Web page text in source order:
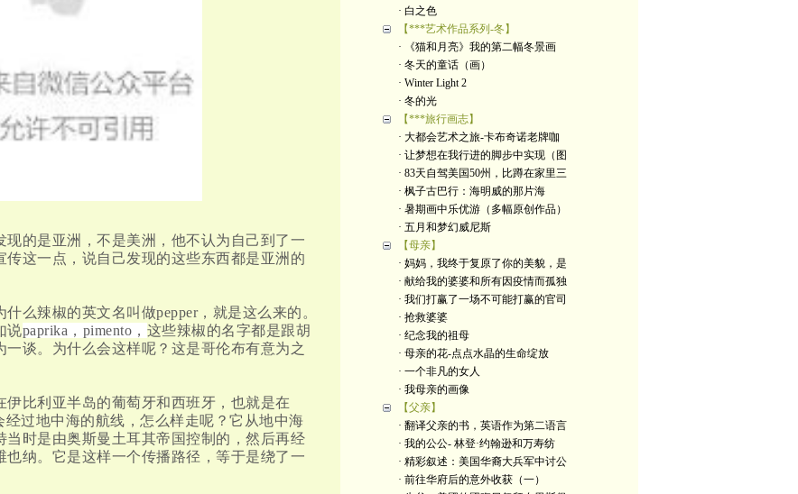
的是亚洲，不是美洲，他不认为自己到了一
这一点，说自己发现的这些东西都是亚洲的
么辣椒的英文名叫做pepper，就是这么来的。
说paprika，pimento， 这些辣椒的名字都是跟胡
谈。为什么会这样呢？这是哥伦布有意为之
比利亚半岛的葡萄牙和西班牙，也就是在
过地中海的航线，怎么样走呢？它从地中海
时是由奥斯曼土耳其帝国控制的，然后再经
纳。它是这样一个传播路径，等于是绕了一
· 白之色
【***艺术作品系列-冬】
· 《猫和月亮》我的第二幅冬景画
· 冬天的童话（画）
· Winter Light 2
· 冬的光
【***旅行画志】
· 大都会艺术之旅-卡布奇诺老牌咖
· 让梦想在我行进的脚步中实现（图
· 83天自驾美国50州，比蹲在家里三
· 枫子古巴行：海明威的那片海
· 暑期画中乐优游（多幅原创作品）
· 五月和梦幻威尼斯
【母亲】
· 妈妈，我终于复原了你的美貌，是
· 献给我的婆婆和所有因疫情而孤独
· 我们打赢了一场不可能打赢的官司
· 抢救婆婆
· 纪念我的祖母
· 母亲的花-点点水晶的生命绽放
· 一个非凡的女人
· 我母亲的画像
【父亲】
· 翻译父亲的书，英语作为第二语言
· 我的公公- 林登·约翰逊和万寿纺
· 精彩叙述：美国华裔大兵军中讨公
· 前往华府后的意外收获（一）